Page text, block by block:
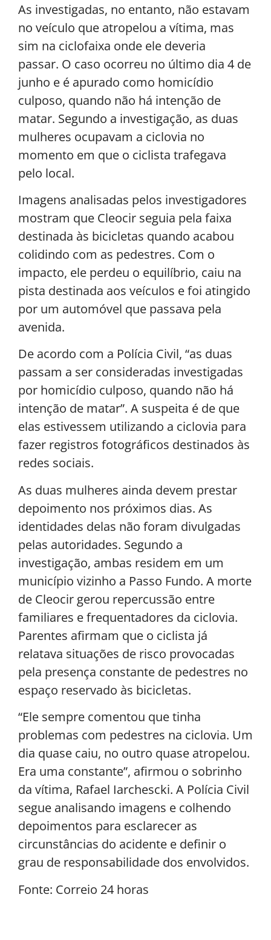
As investigadas, no entanto, não estavam
no veículo que atropelou a vítima, mas
sim na ciclofaixa onde ele deveria
passar. O caso ocorreu no último dia 4 de
junho e é apurado como homicídio
culposo, quando não há intenção de
matar. Segundo a investigação, as duas
mulheres ocupavam a ciclovia no
momento em que o ciclista trafegava
pelo local.
Imagens analisadas pelos investigadores
mostram que Cleocir seguia pela faixa
destinada às bicicletas quando acabou
colidindo com as pedestres. Com o
impacto, ele perdeu o equilíbrio, caiu na
pista destinada aos veículos e foi atingido
por um automóvel que passava pela
avenida.
De acordo com a Polícia Civil, “as duas
passam a ser consideradas investigadas
por homicídio culposo, quando não há
intenção de matar”. A suspeita é de que
elas estivessem utilizando a ciclovia para
fazer registros fotográficos destinados às
redes sociais.
As duas mulheres ainda devem prestar
depoimento nos próximos dias. As
identidades delas não foram divulgadas
pelas autoridades. Segundo a
investigação, ambas residem em um
município vizinho a Passo Fundo. A morte
de Cleocir gerou repercussão entre
familiares e frequentadores da ciclovia.
Parentes afirmam que o ciclista já
relatava situações de risco provocadas
pela presença constante de pedestres no
espaço reservado às bicicletas.
“Ele sempre comentou que tinha
problemas com pedestres na ciclovia. Um
dia quase caiu, no outro quase atropelou.
Era uma constante”, afirmou o sobrinho
da vítima, Rafael Iarchescki. A Polícia Civil
segue analisando imagens e colhendo
depoimentos para esclarecer as
circunstâncias do acidente e definir o
grau de responsabilidade dos envolvidos.
Fonte: Correio 24 horas